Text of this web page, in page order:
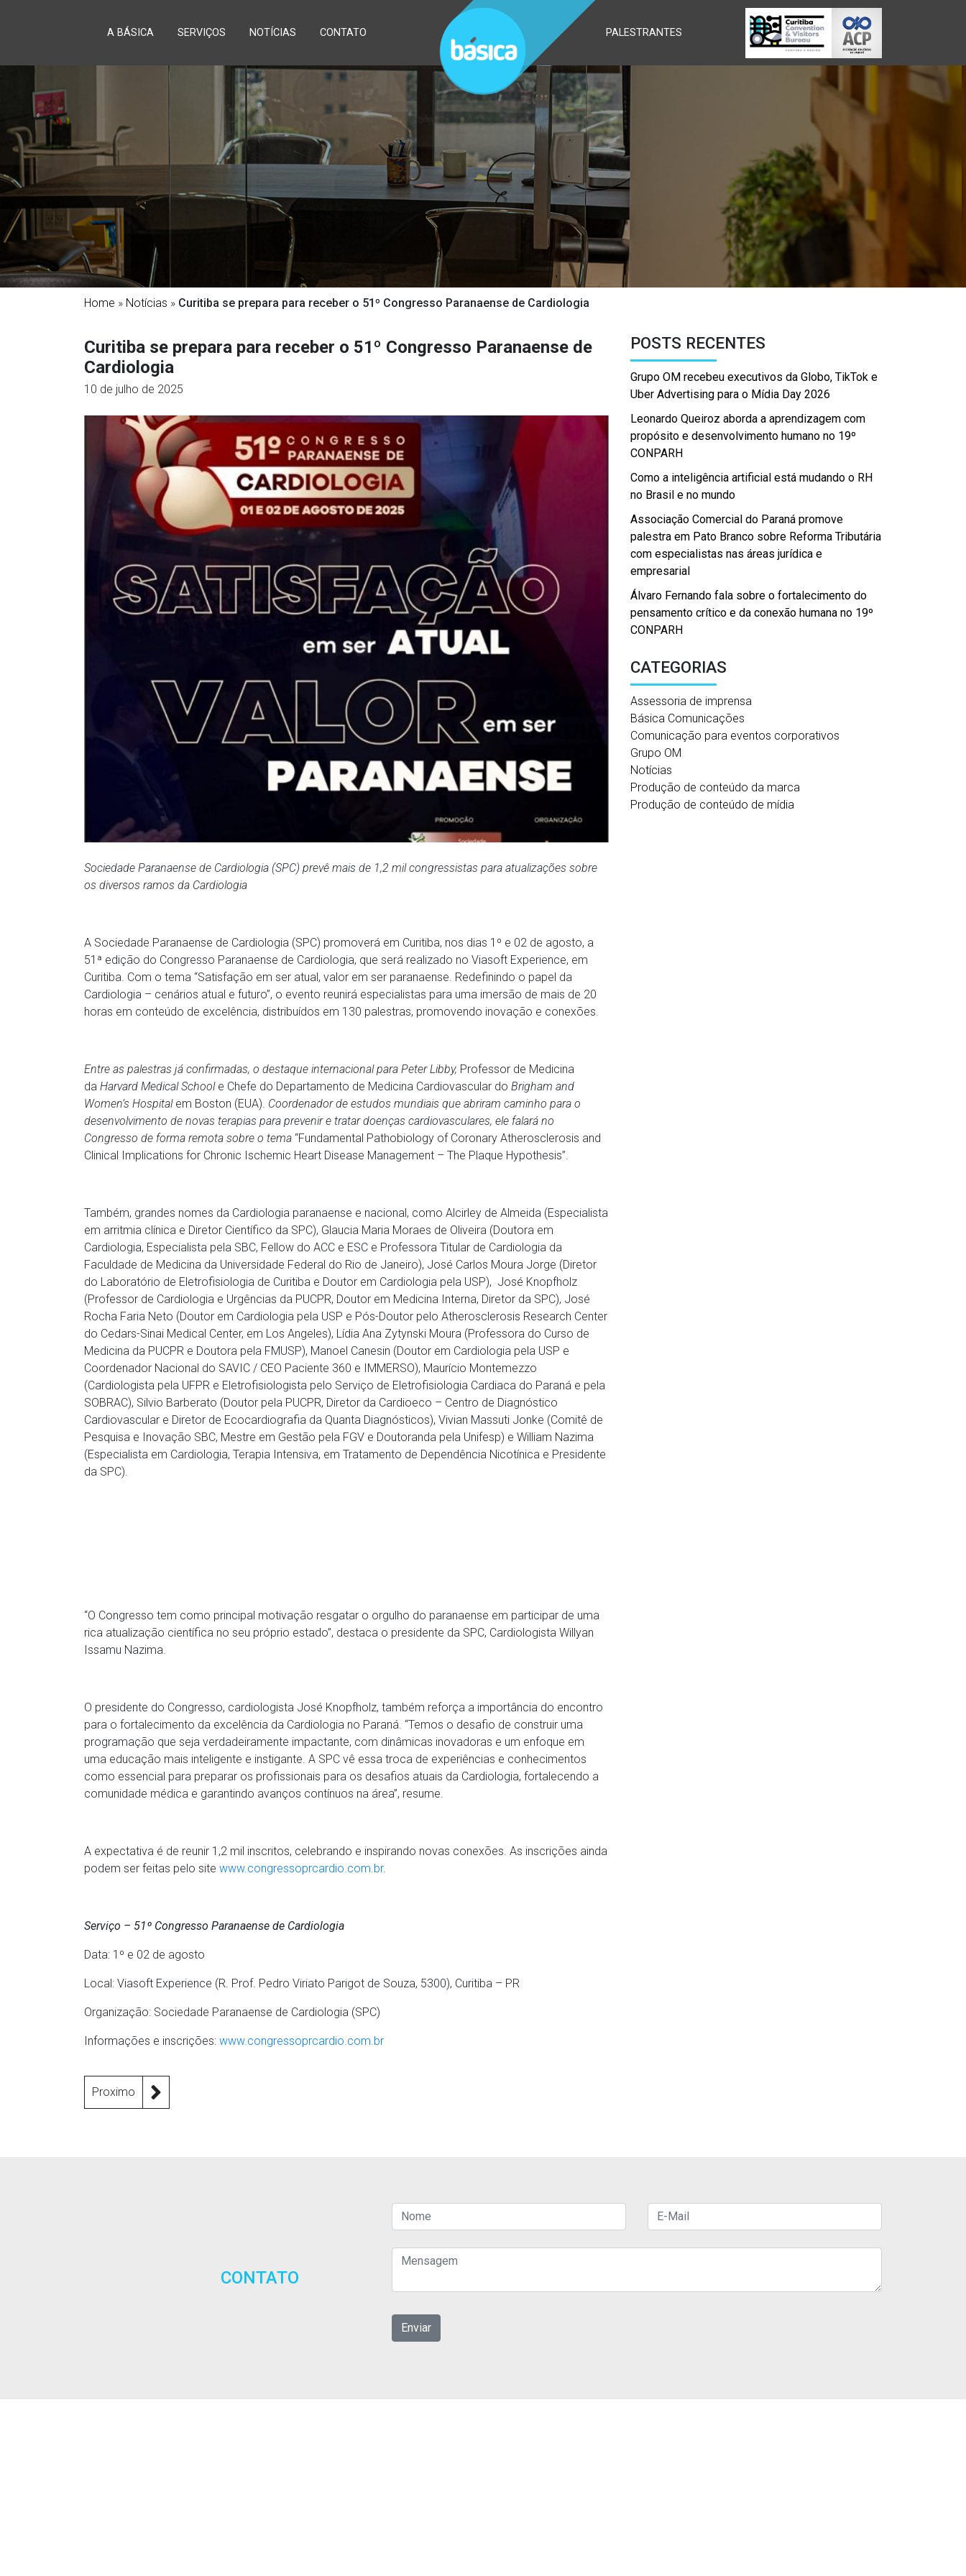
A BÁSICA SERVIÇOS NOTÍCIAS CONTATO PALESTRANTES
Home » Notícias » Curitiba se prepara para receber o 51º Congresso Paranaense de Cardiologia
Curitiba se prepara para receber o 51º Congresso Paranaense de
Cardiologia
10 de julho de 2025
Sociedade Paranaense de Cardiologia (SPC) prevê mais de 1,2 mil congressistas para atualizações sobre
os diversos ramos da Cardiologia
A Sociedade Paranaense de Cardiologia (SPC) promoverá em Curitiba, nos dias 1º e 02 de agosto, a
51ª edição do Congresso Paranaense de Cardiologia, que será realizado no Viasoft Experience, em
Curitiba. Com o tema “Satisfação em ser atual, valor em ser paranaense. Redefinindo o papel da
Cardiologia – cenários atual e futuro”, o evento reunirá especialistas para uma imersão de mais de 20
horas em conteúdo de excelência, distribuídos em 130 palestras, promovendo inovação e conexões.
Entre as palestras já confirmadas, o destaque internacional para Peter Libby, Professor de Medicina
da Harvard Medical Schoole Chefe do Departamento de Medicina Cardiovascular do Brigham and
Women’s Hospitalem Boston (EUA). Coordenador de estudos mundiais que abriram caminho para o
desenvolvimento de novas terapias para prevenir e tratar doenças cardiovasculares, ele falará no
Congresso de forma remota sobre o tema “Fundamental Pathobiology of Coronary Atherosclerosis and
Clinical Implications for Chronic Ischemic Heart Disease Management – The Plaque Hypothesis”.
Também, grandes nomes da Cardiologia paranaense e nacional, como Alcirley de Almeida (Especialista
em arritmia clínica e Diretor Científico da SPC), Glaucia Maria Moraes de Oliveira (Doutora em
Cardiologia, Especialista pela SBC, Fellow do ACC e ESC e Professora Titular de Cardiologia da
Faculdade de Medicina da Universidade Federal do Rio de Janeiro), José Carlos Moura Jorge (Diretor
do Laboratório de Eletrofisiologia de Curitiba e Doutor em Cardiologia pela USP), José Knopfholz
(Professor de Cardiologia e Urgências da PUCPR, Doutor em Medicina Interna, Diretor da SPC), José
Rocha Faria Neto (Doutor em Cardiologia pela USP e Pós-Doutor pelo Atherosclerosis Research Center
do Cedars-Sinai Medical Center, em Los Angeles), Lídia Ana Zytynski Moura (Professora do Curso de
Medicina da PUCPR e Doutora pela FMUSP), Manoel Canesin (Doutor em Cardiologia pela USP e
Coordenador Nacional do SAVIC / CEO Paciente 360 e IMMERSO), Maurício Montemezzo
(Cardiologista pela UFPR e Eletrofisiologista pelo Serviço de Eletrofisiologia Cardiaca do Paraná e pela
SOBRAC), Silvio Barberato (Doutor pela PUCPR, Diretor da Cardioeco – Centro de Diagnóstico
Cardiovascular e Diretor de Ecocardiografia da Quanta Diagnósticos), Vivian Massuti Jonke (Comitê de
Pesquisa e Inovação SBC, Mestre em Gestão pela FGV e Doutoranda pela Unifesp) e William Nazima
(Especialista em Cardiologia, Terapia Intensiva, em Tratamento de Dependência Nicotínica e Presidente
da SPC).
“O Congresso tem como principal motivação resgatar o orgulho do paranaense em participar de uma
rica atualização científica no seu próprio estado”, destaca o presidente da SPC, Cardiologista Willyan
Issamu Nazima.
O presidente do Congresso, cardiologista José Knopfholz, também reforça a importância do encontro
para o fortalecimento da excelência da Cardiologia no Paraná. “Temos o desafio de construir uma
programação que seja verdadeiramente impactante, com dinâmicas inovadoras e um enfoque em
uma educação mais inteligente e instigante. A SPC vê essa troca de experiências e conhecimentos
como essencial para preparar os profissionais para os desafios atuais da Cardiologia, fortalecendo a
comunidade médica e garantindo avanços contínuos na área”, resume.
A expectativa é de reunir 1,2 mil inscritos, celebrando e inspirando novas conexões. As inscrições ainda
podem ser feitas pelo site www.congressoprcardio.com.br.
Serviço – 51º Congresso Paranaense de Cardiologia
Data: 1º e 02 de agosto
Local: Viasoft Experience (R. Prof. Pedro Viriato Parigot de Souza, 5300), Curitiba – PR
Organização: Sociedade Paranaense de Cardiologia (SPC)
Informações e inscrições: www.congressoprcardio.com.br
Proximo
POSTS RECENTES
Grupo OM recebeu executivos da Globo, TikTok e
Uber Advertising para o Mídia Day 2026
Leonardo Queiroz aborda a aprendizagem com
propósito e desenvolvimento humano no 19º
CONPARH
Como a inteligência artificial está mudando o RH
no Brasil e no mundo
Associação Comercial do Paraná promove
palestra em Pato Branco sobre Reforma Tributária
com especialistas nas áreas jurídica e
empresarial
Álvaro Fernando fala sobre o fortalecimento do
pensamento crítico e da conexão humana no 19º
CONPARH
CATEGORIAS
Assessoria de imprensa
Básica Comunicações
Comunicação para eventos corporativos
Grupo OM
Notícias
Produção de conteúdo da marca
Produção de conteúdo de mídia
CONTATO